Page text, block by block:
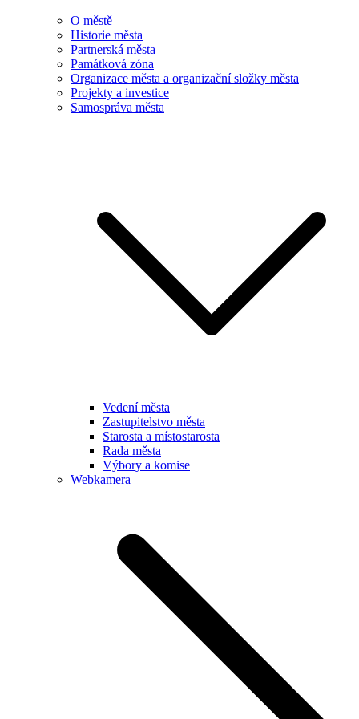
O městě
Historie města
Partnerská města
Památková zóna
Organizace města a organizační složky města
Projekty a investice
Samospráva města
Vedení města
Zastupitelstvo města
Starosta a místostarosta
Rada města
Výbory a komise
Webkamera